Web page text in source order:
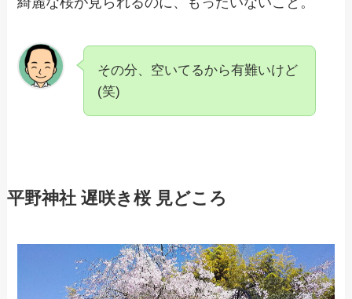
その分、空いてるから有難いけど
(笑)
平野神社 遅咲き桜 見どころ